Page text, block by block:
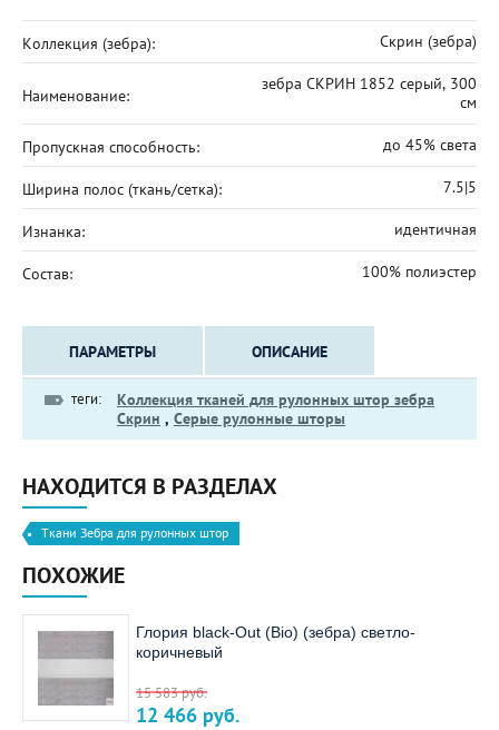
Коллекция (зебра): Скрин (зебра)
Наименование:
зебра СКРИН 1852 серый, 300
см
Пропускная способность: до 45% света
Ширина полос (ткань/сетка): 7.5|5
Изнанка: идентичная
Состав: 100% полиэстер
ПАРАМЕТРЫ ОПИСАНИЕ
теги:
Коллекция тканей для рулонных штор зебра
Скрин , Серые рулонные шторы
НАХОДИТСЯ В РАЗДЕЛАХ
Ткани Зебра для рулонных штор
ПОХОЖИЕ
Глория black-Out (Bio) (зебра) светло-
коричневый
15 583руб.
12 466 руб.